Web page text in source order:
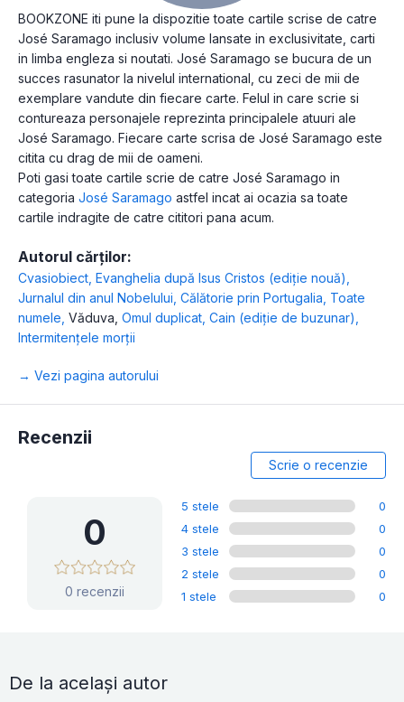
BOOKZONE iti pune la dispozitie toate cartile scrise de catre
José Saramago inclusiv volume lansate in exclusivitate, carti
in limba engleza si noutati. José Saramago se bucura de un
succes rasunator la nivelul international, cu zeci de mii de
exemplare vandute din fiecare carte. Felul in care scrie si
contureaza personajele reprezinta principalele atuuri ale
José Saramago. Fiecare carte scrisa de José Saramago este
citita cu drag de mii de oameni.
Poti gasi toate cartile scrie de catre José Saramago in
categoria José Saramago astfel incat ai ocazia sa toate
cartile indragite de catre cititori pana acum.
Autorul cărților:
Cvasiobiect Evanghelia după Isus Cristos (ediție nouă)
Jurnalul din anul Nobelului Călătorie prin Portugalia Toate
numele Văduva Omul duplicat Cain (ediție de buzunar)
Intermitenţele morţii
→ Vezi pagina autorului
Recenzii
Scrie o recenzie
0
0 recenzii
5 stele
0
4 stele
0
3 stele
0
2 stele
0
1 stele
0
De la același autor